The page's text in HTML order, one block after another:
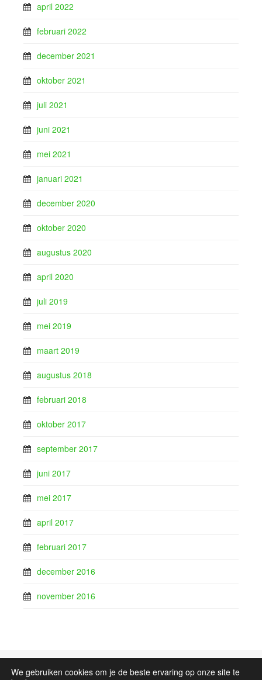
april 2022
februari 2022
december 2021
oktober 2021
juli 2021
juni 2021
mei 2021
januari 2021
december 2020
oktober 2020
augustus 2020
april 2020
juli 2019
mei 2019
maart 2019
augustus 2018
februari 2018
oktober 2017
september 2017
juni 2017
mei 2017
april 2017
februari 2017
december 2016
november 2016
We gebruiken cookies om je de beste ervaring op onze site te